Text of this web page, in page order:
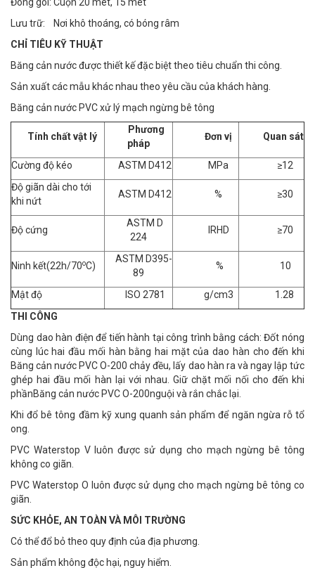
Lưu trữ: Nơi khô thoáng, có bóng râm
CHỈ TIÊU KỸ THUẬT
Băng cản nước được thiết kế đặc biệt theo tiêu chuẩn thi công.
Sản xuất các mẫu khác nhau theo yêu cầu của khách hàng.
Băng cản nước PVC xử lý mạch ngừng bê tông
Tính chất vật lý
Phương
pháp
Đơn vị Quan sát
Cường độ kéo ASTM D412 MPa
≥12
Độ giãn dài cho tới
khi nứt
ASTM D412 % ≥30
Độ cứng
ASTM D
224
IRHD ≥70
Ninh kết(22h/70oC)
ASTM D395-
89
% 10
Mật độ ISO 2781 g/cm3
1.28
THI CÔNG
Dùng dao hàn điện để tiến hành tại công trình bằng cách: Đốt nóng
cùng lúc hai đầu mối hàn bằng hai mặt của dao hàn cho đến khi
Băng cản nước PVC O-200 chảy đều, lấy dao hàn ra và ngay lập tức
ghép hai đầu mối hàn lại với nhau. Giữ chặt mối nối cho đến khi
phầnBăng cản nước PVC O-200nguội và rắn chắc lại.
Khi đổ bê tông đầm kỹ xung quanh sản phẩm để ngăn ngừa rỗ tổ
ong.
PVC Waterstop V luôn được sử dụng cho mạch ngừng bê tông
không co giãn.
PVC Waterstop O luôn được sử dụng cho mạch ngừng bê tông co
giãn.
SỨC KHỎE, AN TOÀN VÀ MÔI TRƯỜNG
Có thể đổ bỏ theo quy định của địa phương.
Sản phẩm không độc hại, nguy hiểm.